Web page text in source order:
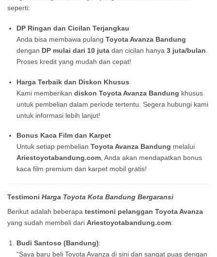
seperti:
DP Ringan dan Cicilan Terjangkau
Anda bisa membawa pulang Toyota Avanza Bandung
dengan DP mulai dari 10 jutadan cicilan hanya 3 juta/bulan
Proses kredit yang mudah dan cepat!
Harga Terbaik dan Diskon Khusus
Kami memberikan diskon Toyota Avanza Bandung khusus
untuk pembelian dalam periode tertentu. Segera hubungi kami
untuk informasi lebih lanjut!
Bonus Kaca Film dan Karpet
Untuk setiap pembelian Toyota Avanza Bandung melalui
Ariestoyotabandung.com, Anda akan mendapatkan bonus
kaca film premium dan karpet mobil gratis!
Testimoni Harga Toyota Kota Bandung Bergaransi
Berikut adalah beberapa testimoni pelanggan Toyota Avanza
yang sudah membeli dari Ariestoyotabandung.com:
Budi Santoso (Bandung):
“Saya baru beli Toyota Avanza di sini dan sangat puas dengan